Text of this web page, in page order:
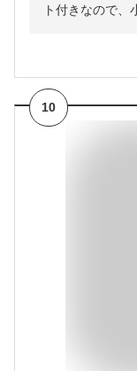
ト付きなので、
10